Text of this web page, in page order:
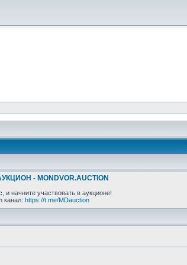
- MONDVOR.AUCTION
и начните участвовать в аукционе!
канал: https://t.me/MDauction